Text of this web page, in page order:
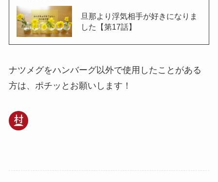
旦那より浮気相手が好きになりま
した【第17話】
ナツメグをハンバーグ以外で使用したことがある
方は、ポチッとお願いします！